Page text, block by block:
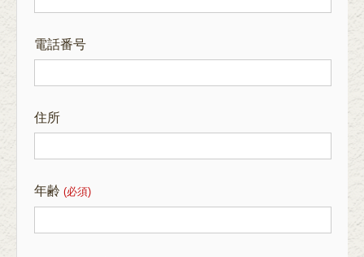
電話番号
住所
年齢 (必須)